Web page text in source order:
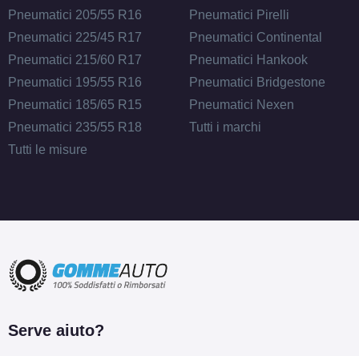
Pneumatici 205/55 R16
Pneumatici 225/45 R17
Pneumatici 215/60 R17
Pneumatici 195/55 R16
Pneumatici 185/65 R15
Pneumatici 235/55 R18
Tutti le misure
Pneumatici Pirelli
Pneumatici Continental
Pneumatici Hankook
Pneumatici Bridgestone
Pneumatici Nexen
Tutti i marchi
Serve aiuto?